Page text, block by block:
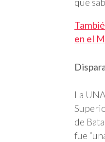
que
en el
La
de
fue